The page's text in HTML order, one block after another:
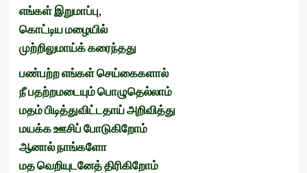
எங்கள்இறுமாப்பு,
கொட்டியமழையில்
முற்றிலுமாய்க்கரைந்தது
பண்பற்றஎங்கள்செய்கைகளால்
நீபதற்றமடையும்பொழுதெல்லாம்
மதம்பிடித்துவிட்டதாய்அறிவித்து
மயக்கஊசிப்போடுகிறோம்
ஆனால்நாங்களோ
மதவெறியுடனேத்திரிகிறோம்